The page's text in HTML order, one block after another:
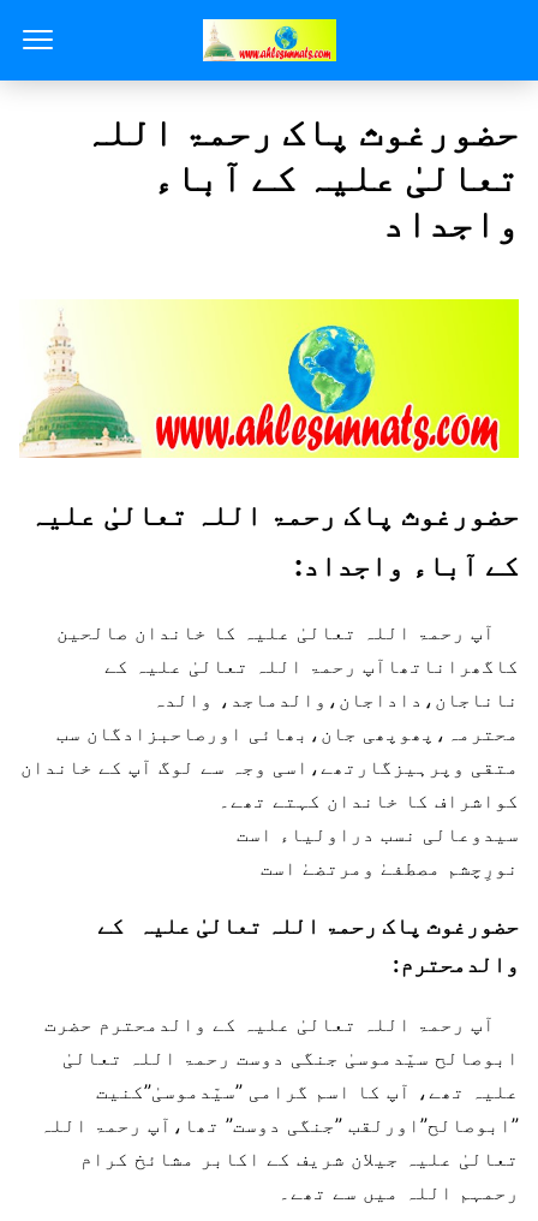
حضورغوث پاک رحمۃ اللہ
تعالیٰ علیہ کے آباء
واجداد
حضورغوث پاک رحمۃ اللہ تعالیٰ علیہ
کے آباء واجداد:
آپ رحمۃ اللہ تعالیٰ علیہ کا خاندان صالحین
کاگھراناتھاآپ رحمۃ اللہ تعالیٰ علیہ کے
ناناجان،داداجان،والدماجد، والدہ
محترمہ،پھوپھی جان،بھائی اورصاحبزادگان سب
متقی وپرہیزگارتھے،اسی وجہ سے لوگ آپ کے خاندان
کواشراف کا خاندان کہتے تھے۔
سیدوعالی نسب دراولیاء است
نورِچشم مصطفےٰ ومرتضےٰ است
حضورغوث پاک رحمۃ اللہ تعالیٰ علیہ کے
والدمحترم:
آپ رحمۃ اللہ تعالیٰ علیہ کے والدمحترم حضرت
ابوصالح سیّدموسیٰ جنگی دوست رحمۃ اللہ تعالیٰ
علیہ تھے، آپ کا اسم گرامی ”سیّدموسیٰ”کنیت
”ابوصالح”اورلقب ”جنگی دوست” تھا،آپ رحمۃ اللہ
تعالیٰ علیہ جیلان شریف کے اکابر مشائخ کرام
رحمہم اللہ میں سے تھے۔